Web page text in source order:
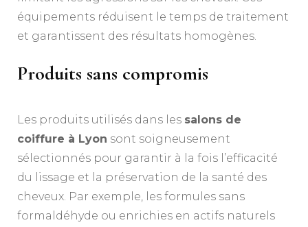
équipements réduisent le temps de traitement
et garantissent des résultats homogènes.
Produits sans compromis
Les produits utilisés dans les salons de
coiffure à Lyon sont soigneusement
sélectionnés pour garantir à la fois l’efficacité
du lissage et la préservation de la santé des
cheveux. Par exemple, les formules sans
formaldéhyde ou enrichies en actifs naturels